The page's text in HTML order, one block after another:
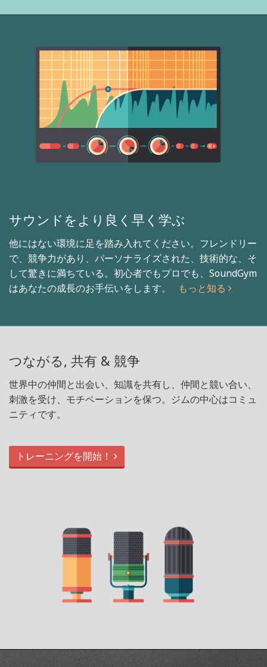
サウンドをより良く早く学ぶ
他にはない環境に足を踏み入れてください。フレンドリー
で、競争力があり、パーソナライズされた、技術的な、そ
して驚きに満ちている。初心者でもプロでも、SoundGym
はあなたの成長のお手伝いをします。
もっと知る
つながる, 共有 & 競争
世界中の仲間と出会い、知識を共有し、仲間と競い合い、
刺激を受け、モチベーションを保つ。ジムの中心はコミュ
ニティです。
トレーニングを開始！